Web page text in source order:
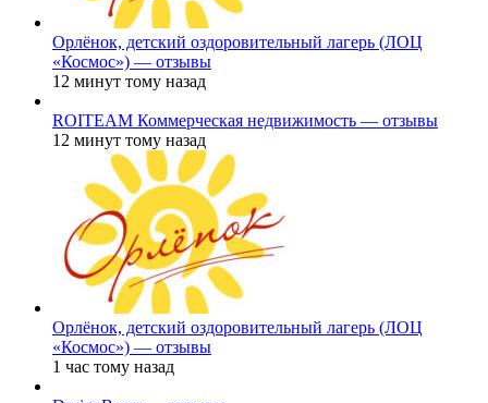
Орлёнок, детский оздоровительный лагерь (ЛОЦ
«Космос») — отзывы
12 минут тому назад
ROITEAM Коммерческая недвижимость — отзывы
12 минут тому назад
Орлёнок, детский оздоровительный лагерь (ЛОЦ
«Космос») — отзывы
1 час тому назад